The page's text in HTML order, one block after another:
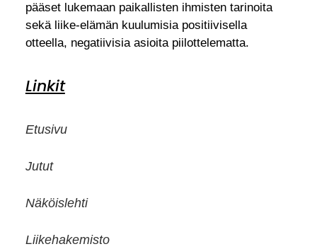
pääset lukemaan paikallisten ihmisten tarinoita
sekä liike-elämän kuulumisia positiivisella
otteella, negatiivisia asioita piilottelematta.
Linkit
Etusivu
Jutut
Näköislehti
Liikehakemisto